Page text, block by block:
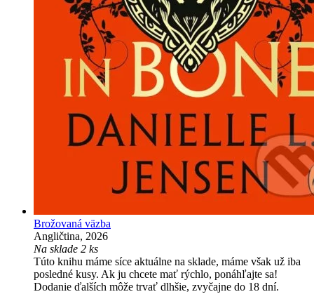
Brožovaná väzba
Angličtina, 2026
Na sklade 2 ks
Túto knihu máme síce aktuálne na sklade, máme však už iba
posledné kusy. Ak ju chcete mať rýchlo, ponáhľajte sa!
Dodanie ďalších môže trvať dlhšie, zvyčajne do 18 dní.